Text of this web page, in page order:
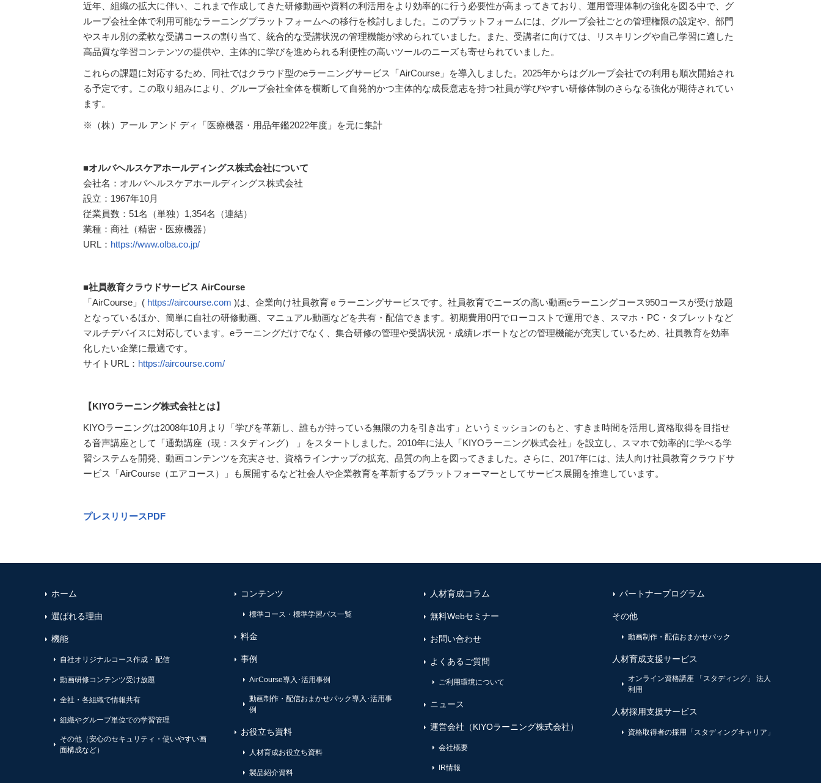
近年、組織の拡大に伴い、これまで作成してきた研修動画や資料の利活用をより効率的に行う必要性が高まってきてお り、運用管理体制の強化を図る中で、グ
ループ会社全体で利用可能なラーニングプラットフォームへの移行を検討しま した。このプラットフォームには、グループ会社ごとの管理権限の設定や、部門
やスキル別の柔軟な受講コースの割り 当て、統合的な受講状況の管理機能が求められていました。また、受講者に向けては、リスキリングや自己学習に適した
高品質な学習コンテンツの提供や、主体的に学びを進められる利便性の高いツールのニーズも寄せられていました。
これらの課題に対応するため、同社ではクラウド型のeラーニングサービス「AirCourse」を導入しました。2025年からはグループ会社での利用も順次開始され
る予定です。この取り組みにより、グループ会社全体を横断して自発的かつ主体的な成長意志を持つ社員が学びやすい研修体制のさらなる強化が期待されてい
ます。
※（株）アール アンド ディ「医療機器・用品年鑑2022年度」を元に集計
■オルバヘルスケアホールディングス株式会社について
会社名：オルバヘルスケアホールディングス株式会社
設立：1967年10月
従業員数：51名（単独）1,354名（連結）
業種：商社（精密・医療機器）
URL： https://www.olba.co.jp/
■社員教育クラウドサービス AirCourse
「AirCourse」( https://aircourse.com )は、企業向け社員教育ｅラーニングサービスです。社員教育でニーズの高い動画eラーニングコース950コースが受け放題
となっているほか、簡単に自社の研修動画、マニュアル動画などを共有・配信できます。初期費用0円でローコストで運用でき、スマホ・PC・タブレットなど
マルチデバイスに対応しています。eラーニングだけでなく、集合研修の管理や受講状況・成績レポートなどの管理機能が充実しているため、社員教育を効率
化したい企業に最適です。
サイトURL： https://aircourse.com/
【KIYOラーニング株式会社とは】
KIYOラーニングは2008年10月より「学びを革新し、誰もが持っている無限の力を引き出す」というミッションのもと、すきま時間を活用し資格取得を目指せ
る音声講座として「通勤講座（現：スタディング） 」をスタートしました。2010年に法人「KIYOラーニング株式会社」を設立し、スマホで効率的に学べる学
習システムを開発、動画コンテンツを充実させ、資格ラインナップの拡充、品質の向上を図ってきました。さらに、2017年には、法人向け社員教育クラウドサ
ービス「AirCourse（エアコース）」も展開するなど社会人や企業教育を革新するプラットフォーマーとしてサービス展開を推進しています。
プレスリリースPDF
ホーム
選ばれる理由
機能
自社オリジナルコース作成・配信
動画研修コンテンツ受け放題
全社・各組織で情報共有
組織やグループ単位での学習管理
その他（安心のセキュリティ・使いやすい画
面構成など）
コンテンツ
標準コース・標準学習パス一覧
料金
事例
AirCourse導入･活用事例
動画制作・配信おまかせパック導入･活用事
例
お役立ち資料
人材育成お役立ち資料
製品紹介資料
人材育成コラム
無料Webセミナー
お問い合わせ
よくあるご質問
ご利用環境について
ニュース
運営会社（KIYOラーニング株式会社）
会社概要
IR情報
パートナープログラム
その他
動画制作・配信おまかせパック
人材育成支援サービス
オンライン資格講座 「スタディング」 法人
利用
人材採用支援サービス
資格取得者の採用「スタディングキャリア」